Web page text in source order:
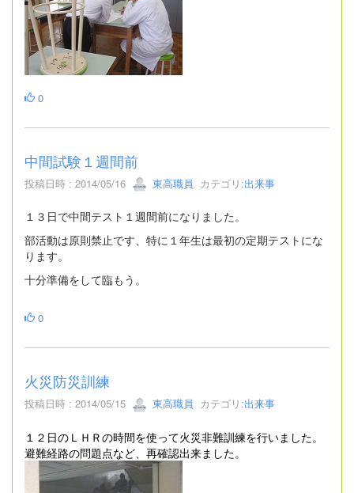
0
中間試験１週間前
投稿日時 : 2014/05/16 東高職員 カテゴリ:出来事
１３日で中間テスト１週間前になりました。
部活動は原則禁止です、特に１年生は最初の定期テストにな
ります。
十分準備をして臨もう。
0
火災防災訓練
投稿日時 : 2014/05/15 東高職員 カテゴリ:出来事
１２日のＬＨＲの時間を使って火災非難訓練を行いました。
避難経路の問題点など、再確認出来ました。